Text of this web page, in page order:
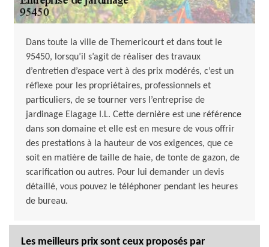
Dans toute la ville de Themericourt et dans tout le
95450, lorsqu’il s’agit de réaliser des travaux
d’entretien d’espace vert à des prix modérés, c’est un
réflexe pour les propriétaires, professionnels et
particuliers, de se tourner vers l’entreprise de
jardinage Elagage I.L. Cette dernière est une référence
dans son domaine et elle est en mesure de vous offrir
des prestations à la hauteur de vos exigences, que ce
soit en matière de taille de haie, de tonte de gazon, de
scarification ou autres. Pour lui demander un devis
détaillé, vous pouvez le téléphoner pendant les heures
de bureau.
Les meilleurs prix sont ceux proposés par